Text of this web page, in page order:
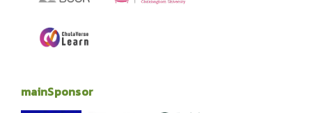
mainSponsor